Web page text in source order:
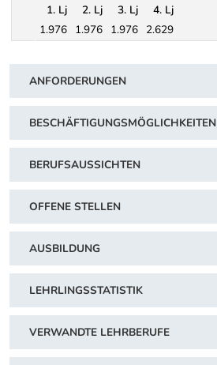
1. Lj 2. Lj 3. Lj
4. Lj
1.976 1.976 1.976 2.629
ANFORDERUNGEN
BESCHÄFTIGUNGSMÖGLICHKEITEN
BERUFSAUSSICHTEN
OFFENE STELLEN
AUSBILDUNG
LEHRLINGSSTATISTIK
VERWANDTE LEHRBERUFE